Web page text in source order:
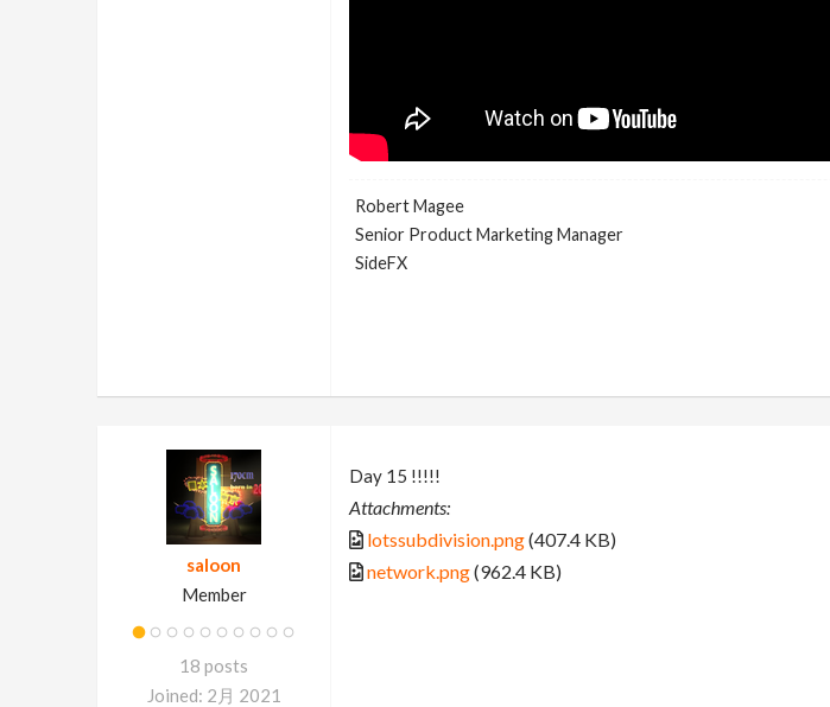
Robert Magee
Senior Product Marketing Manager
SideFX
saloon
Member
18 posts
Joined: 2月 2021
Day 15 !!!!!
Attachments:
lotssubdivision.png(407.4 KB)
network.png(962.4 KB)